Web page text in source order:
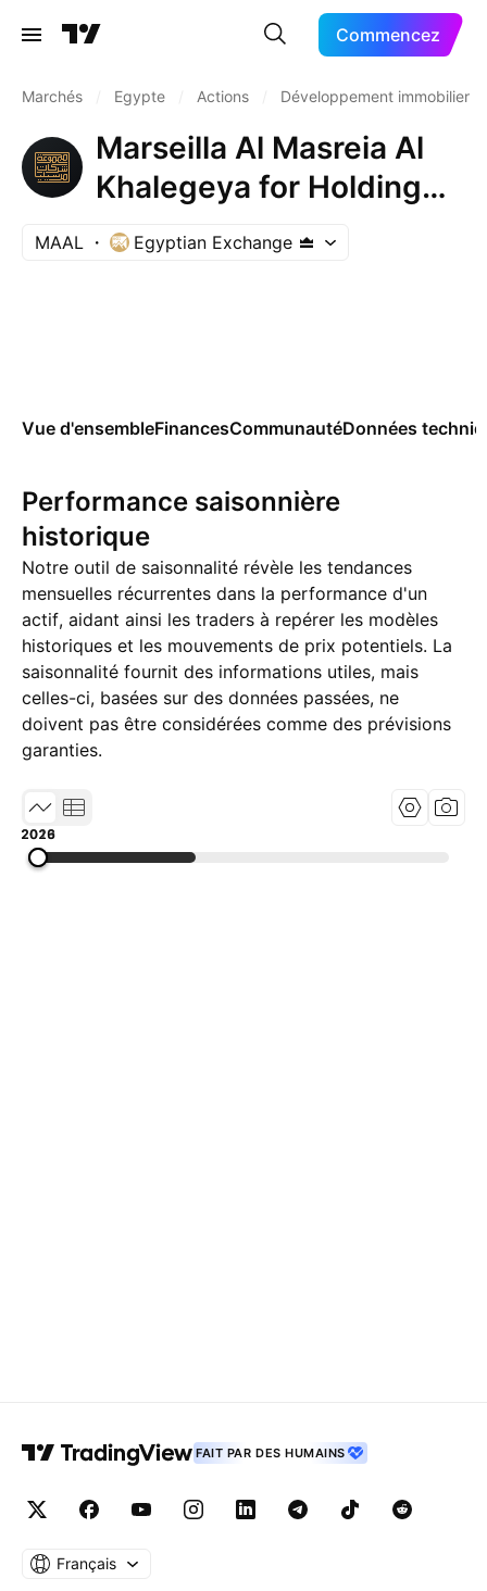
Commencez
Marchés Egypte Actions Développement immobilier
Marseilla Al Masreia Al
Khalegeya for Holding
Investment
MAAL Egyptian Exchange
Vue d'ensembleFinancesCommunautéDonnées
Performance saisonnière
historique
Notre outil de saisonnalité révèle les tendances
mensuelles récurrentes dans la performance d'un
actif, aidant ainsi les traders à repérer les modèles
historiques et les mouvements de prix potentiels. La
saisonnalité fournit des informations utiles, mais
celles-ci, basées sur des données passées, ne
doivent pas être considérées comme des prévisions
garanties.
2013
2019
2026
FAIT PAR DES HUMAINS
Français